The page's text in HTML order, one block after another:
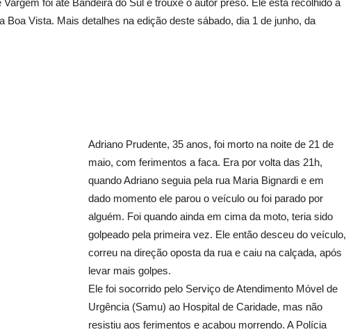
foi até Bandeira do Sul e trouxe o autor preso. Ele está recolhido à
Boa Vista. Mais detalhes na edição deste sábado, dia 1 de junho, da
Adriano Prudente, 35 anos, foi morto na noite de 21 de
maio, com ferimentos a faca. Era por volta das 21h,
quando Adriano seguia pela rua Maria Bignardi e em
dado momento ele parou o veículo ou foi parado por
alguém. Foi quando ainda em cima da moto, teria sido
golpeado pela primeira vez. Ele então desceu do veículo,
correu na direção oposta da rua e caiu na calçada, após
levar mais golpes.
Ele foi socorrido pelo Serviço de Atendimento Móvel de
Urgência (Samu) ao Hospital de Caridade, mas não
resistiu aos ferimentos e acabou morrendo. A Polícia